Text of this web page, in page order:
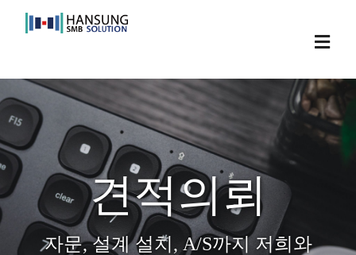
견적의뢰
자문, 설계 설치, A/S까지 저희와